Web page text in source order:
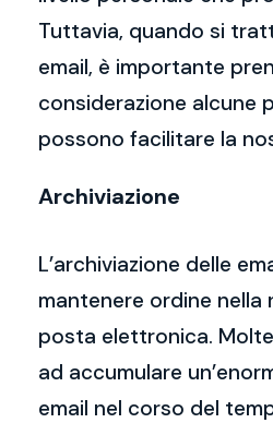
Tuttavia, quando si
email, è importante
considerazione alcune
possono facilitare la
Archiviazione
L’archiviazione delle
mantenere ordine nella
posta elettronica.
ad accumulare
email nel corso del